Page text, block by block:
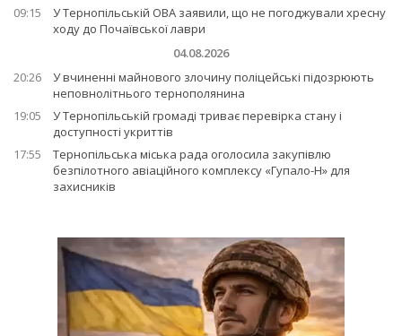
09:15
У Тернопільській ОВА заявили, що не погоджували хресну
ходу до Почаївської лаври
04.08.2026
20:26
У вчиненні майнового злочину поліцейські підозрюють
неповнолітнього тернополянина
19:05
У Тернопільській громаді триває перевірка стану і
доступності укриттів
17:55
Тернопільська міська рада оголосила закупівлю
безпілотного авіаційного комплексу «Гупало-Н» для
захисників